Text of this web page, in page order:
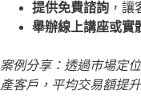
提供免費諮詢 ，讓
舉辦線上講座或實
案例分享：透過市場定
產客戶，平均交易額提升